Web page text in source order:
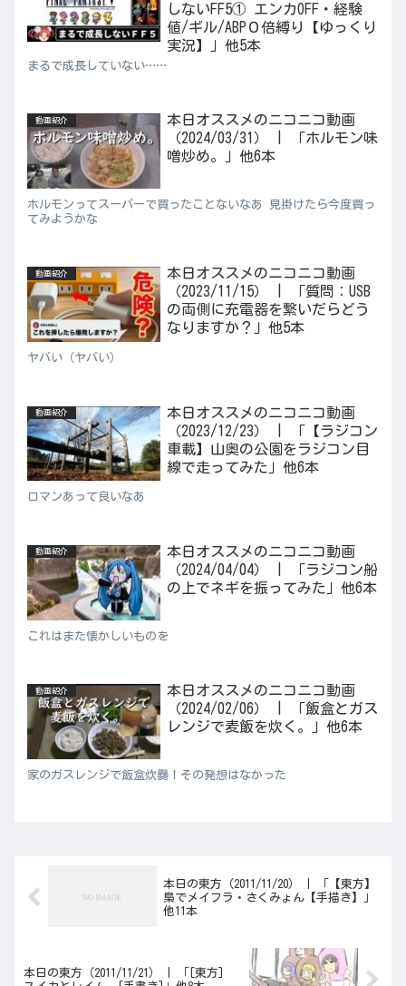
しないFF5① エンカOFF・経験
値/ギル/ABP０倍縛り【ゆっくり
実況】」他5本
まるで成長していない……
動画紹介
本日オススメのニコニコ動画
（2024/03/31） | 「ホルモン味
噌炒め。」他6本
ホルモンってスーパーで買ったことないなあ 見掛けたら今度買っ
てみようかな
動画紹介
本日オススメのニコニコ動画
（2023/11/15） | 「質問：USB
の両側に充電器を繋いだらどう
なりますか？」他5本
ヤバい（ヤバい）
動画紹介
本日オススメのニコニコ動画
（2023/12/23） | 「【ラジコン
車載】山奥の公園をラジコン目
線で走ってみた」他6本
ロマンあって良いなあ
動画紹介
本日オススメのニコニコ動画
（2024/04/04） | 「ラジコン船
の上でネギを振ってみた」他6本
これはまた懐かしいものを
動画紹介
本日オススメのニコニコ動画
（2024/02/06） | 「飯盒とガス
レンジで麦飯を炊く。」他6本
家のガスレンジで飯盒炊爨！その発想はなかった
本日の東方（2011/11/20） | 「【東方】
梟でメイフラ・さくみょん【手描き】」
他11本
本日の東方（2011/11/21） | 「[東方]